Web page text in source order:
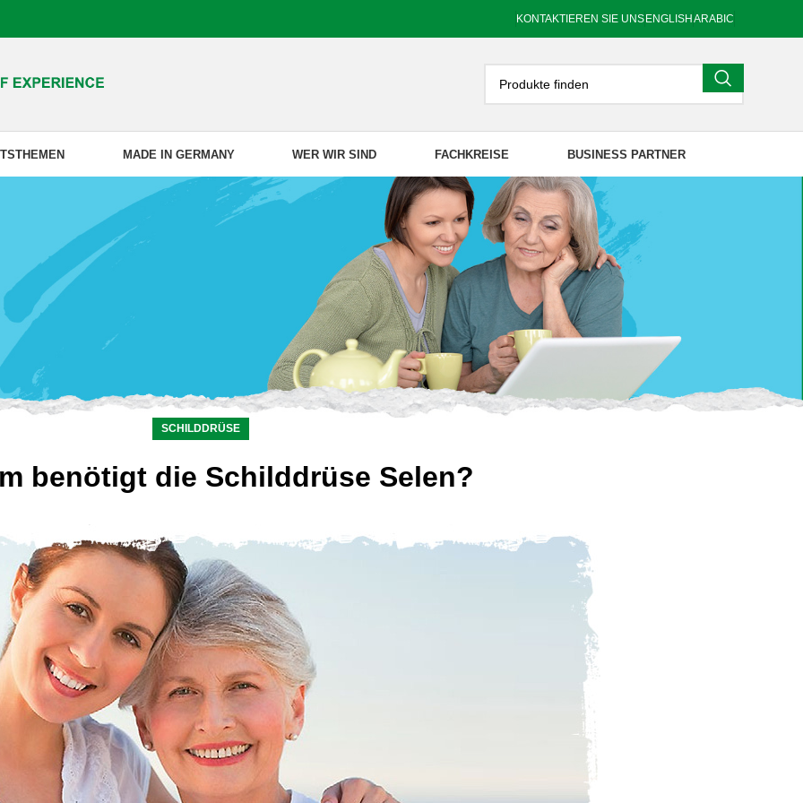
KONTAKTIEREN SIE UNS ENGLISH ARABIC
MADE IN GERMANY WER WIR SIND FACHKREISE BUSINESS PARTNER
SCHILDDRÜSE
benötigt die Schilddrüse Selen?